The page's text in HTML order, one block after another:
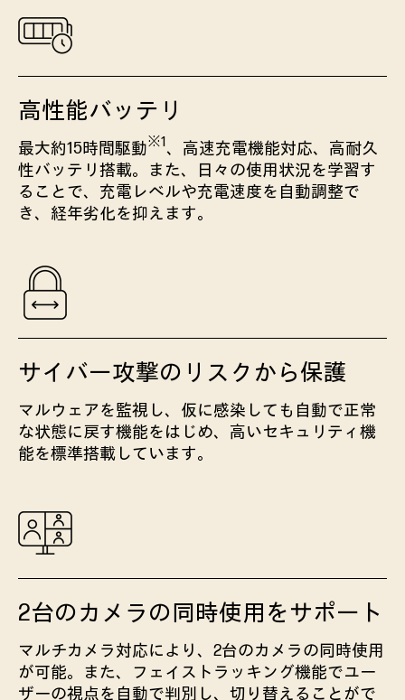
高性能バッテリ
最大約15時間駆動※1、高速充電機能対応、高耐久
性バッテリ搭載。また、日々の使用状況を学習す
ることで、充電レベルや充電速度を自動調整で
き、経年劣化を抑えます。
サイバー攻撃のリスクから保護
マルウェアを監視し、仮に感染しても自動で正常
な状態に戻す機能をはじめ、高いセキュリティ機
能を標準搭載しています。
2台のカメラの同時使用をサポート
マルチカメラ対応により、2台のカメラの同時使用
が可能。また、フェイストラッキング機能でユー
ザーの視点を自動で判別し、切り替えることがで